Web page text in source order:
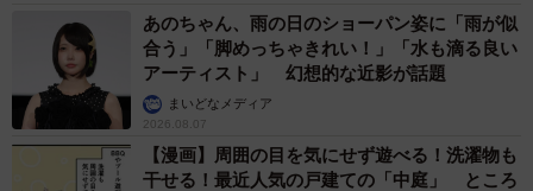
あのちゃん、雨の日のショーパン姿に「雨が似
合う」「脚めっちゃきれい！」「水も滴る良い
アーティスト」 幻想的な近影が話題
まいどなメディア
2026.08.07
【漫画】周囲の目を気にせず遊べる！洗濯物も
干せる！最近人気の戸建ての「中庭」 ところ